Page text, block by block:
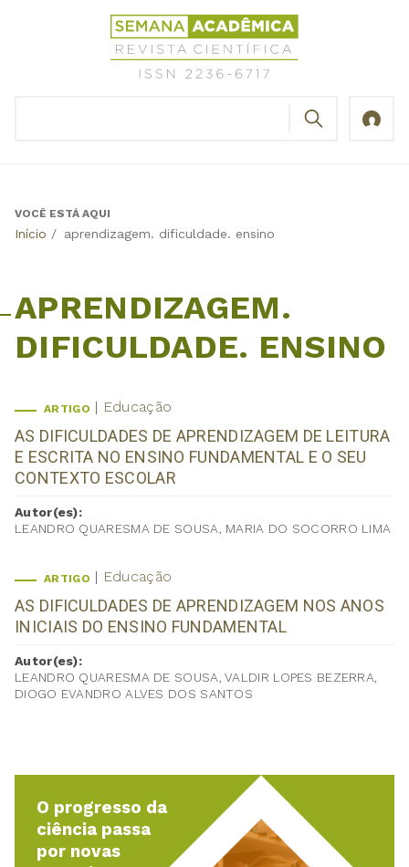
Revista
Científica
Semana
Back
VOCÊ ESTÁ AQUI
Início / aprendizagem. dificuldade. ensino
APRENDIZAGEM.
DIFICULDADE. ENSINO
ARTIGO Educação
AS DIFICULDADES DE APRENDIZAGEM DE LEITURA
E ESCRITA NO ENSINO FUNDAMENTAL E O SEU
CONTEXTO ESCOLAR
Autor(es):
LEANDRO QUARESMA DE SOUSA, MARIA DO SOCORRO LIMA
ARTIGO Educação
AS DIFICULDADES DE APRENDIZAGEM NOS ANOS
INICIAIS DO ENSINO FUNDAMENTAL
Autor(es):
LEANDRO QUARESMA DE SOUSA, VALDIR LOPES BEZERRA,
DIOGO EVANDRO ALVES DOS SANTOS
O progresso da
ciência passa
por novas